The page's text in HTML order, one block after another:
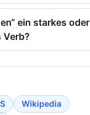
ein starkes oder
Verb?
Wikipedia